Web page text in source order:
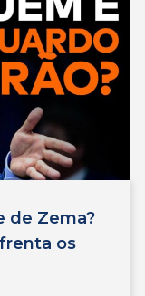
de Zema?
os